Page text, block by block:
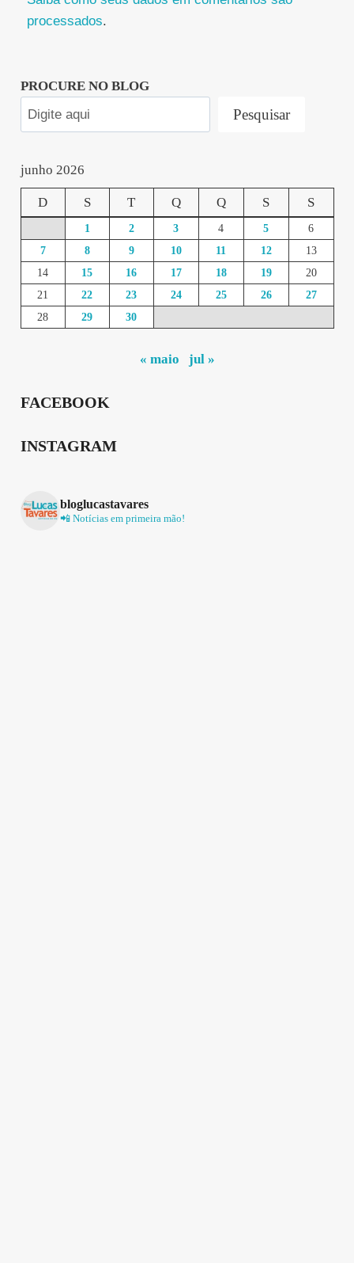
processados.
PROCURE NO BLOG
Pesquisar
junho 2026
D S T Q Q S S
1 2 3 4 5
6
7
8 9 10 11 12
13
14
15 16 17 18 19
20
21
22 23 24 25 26
27
28
29 30
« maio jul »
FACEBOOK
INSTAGRAM
bloglucastavares
📲 Notícias em primeira mão!